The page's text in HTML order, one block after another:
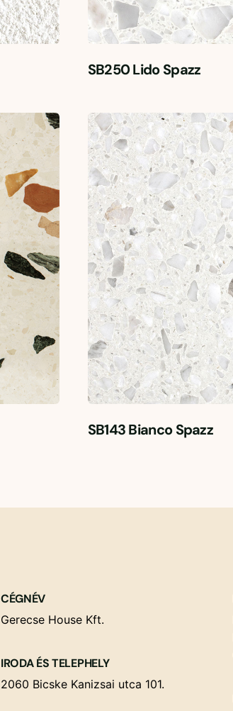
SB250 Lido Spazz
SB143 Bianco Spazz
CÉGNÉV
Gerecse House Kft.
IRODA ÉS TELEPHELY
2060 Bicske Kanizsai utca 101.